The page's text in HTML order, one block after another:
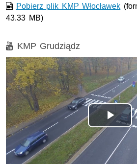
Pobierz plik KMP Włocławek
43.33 MB)
Film
KMP Grudziądz